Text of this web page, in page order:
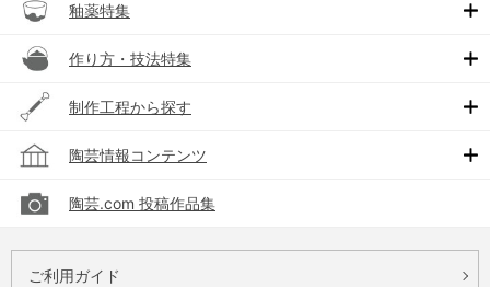
釉薬特集
作り方・技法特集
制作工程から探す
陶芸情報コンテンツ
陶芸.com 投稿作品集
ご利用ガイド